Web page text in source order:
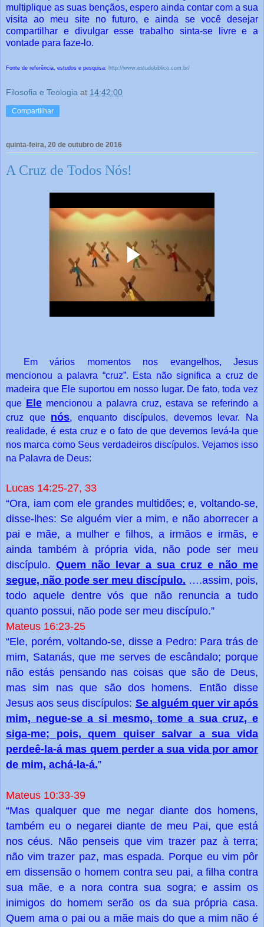
multiplique as suas bençãos, espero ainda contar com a sua
visita ao meu site no futuro, e ainda se você desejar
compartilhar e divulgar esse trabalho sinta-se livre e a
vontade para faze-lo.
Fonte de referência, estudos e pesquisa: http://www.estudobiblico.com.br/
Filosofia e Teologia at 14:42:00
Compartilhar
quinta-feira, 20 de outubro de 2016
A Cruz de Todos Nós!
Em vários momentos nos evangelhos, Jesus
mencionou a palavra “cruz”. Esta não significa a cruz de
madeira que Ele suportou em nosso lugar. De fato, toda vez
que Ele mencionou a palavra cruz, estava se referindo a
cruz que
nós, enquanto discípulos, devemos levar. Na
realidade, é esta cruz e o fato de que devemos levá-la que
nos marca como Seus verdadeiros discípulos. Vejamos isso
na Palavra de Deus:
Lucas 14:25-27, 33
“Ora, iam com ele grandes multidões; e, voltando-se,
disse-lhes: Se alguém vier a mim, e não aborrecer a
pai e mãe, a mulher e filhos, a irmãos e irmãs, e
ainda também à própria vida, não pode ser meu
discípulo. Quem não levar a sua cruz e não me
segue, não pode ser meu discípulo. ….assim, pois,
todo aquele dentre vós que não renuncia a tudo
quanto possui, não pode ser meu discípulo.”
Mateus 16:23-25
“Ele, porém, voltando-se, disse a Pedro: Para trás de
mim, Satanás, que me serves de escândalo; porque
não estás pensando nas coisas que são de Deus,
mas sim nas que são dos homens. Então disse
Jesus aos seus discípulos: Se alguém quer vir após
mim, negue-se a si mesmo, tome a sua cruz, e
siga-me; pois, quem quiser salvar a sua vida
perdeê-la-á mas quem perder a sua vida por amor
de mim, achá-la-á.”
Mateus 10:33-39
“Mas qualquer que me negar diante dos homens,
também eu o negarei diante de meu Pai, que está
nos céus. Não penseis que vim trazer paz à terra;
não vim trazer paz, mas espada. Porque eu vim pôr
em dissensão o homem contra seu pai, a filha contra
sua mãe, e a nora contra sua sogra; e assim os
inimigos do homem serão os da sua própria casa.
Quem ama o pai ou a mãe mais do que a mim não é